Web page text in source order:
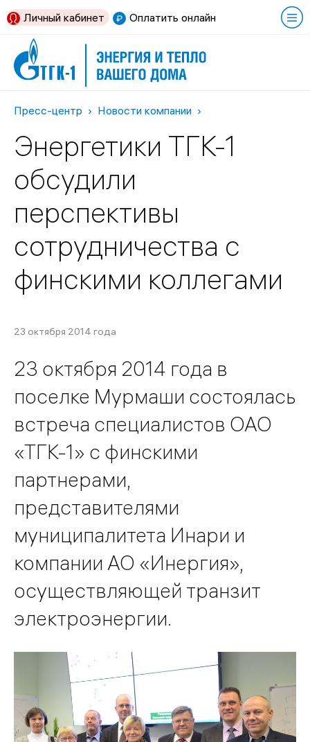
Оплатить онлайн
Личный кабинет
Пресс-центр Новости компании
Энергетики ТГК-1
обсудили
перспективы
сотрудничества с
финскими коллегами
23 октября 2014 года
23 октября 2014 года в
поселке Мурмаши состоялась
встреча специалистов ОАО
«ТГК-1» с финскими
партнерами,
представителями
муниципалитета Инари и
компании АО «Инергия»,
осуществляющей транзит
электроэнергии.